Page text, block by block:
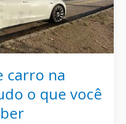
carro na
o que você